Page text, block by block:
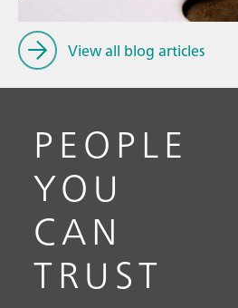
View all blog articles
PEOPLE
YOU
CAN
TRUST